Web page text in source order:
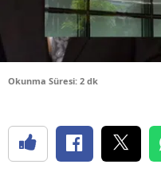
Okunma Süresi: 2 dk